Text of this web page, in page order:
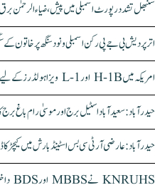
سنبھل تشدد رپورٹ اسمبلی میں پیش، ضیاء الرحمٰن
اتر پردیش بی جے پی رکن اسمبلی ونود سنگھ پر خاتون کے
امریکہ میں H-1B اور L-1 ویزا ہولڈرز کے لیے بڑی راحت، اب ملک چھوڑے بغیر ویزا تجدید ممکن
حیدرآباد: سعیدآباد اسٹیل برج اور موسیٰ رام باغ برج
حیدرآباد: عارضی آر ٹی سی بس اسٹینڈ بارش میں کیچڑ
KNRUHS نے MBBS اور BDS داخلوں کا نوٹیفکیشن جاری کر دیا